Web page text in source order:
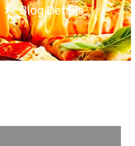
Blog Details